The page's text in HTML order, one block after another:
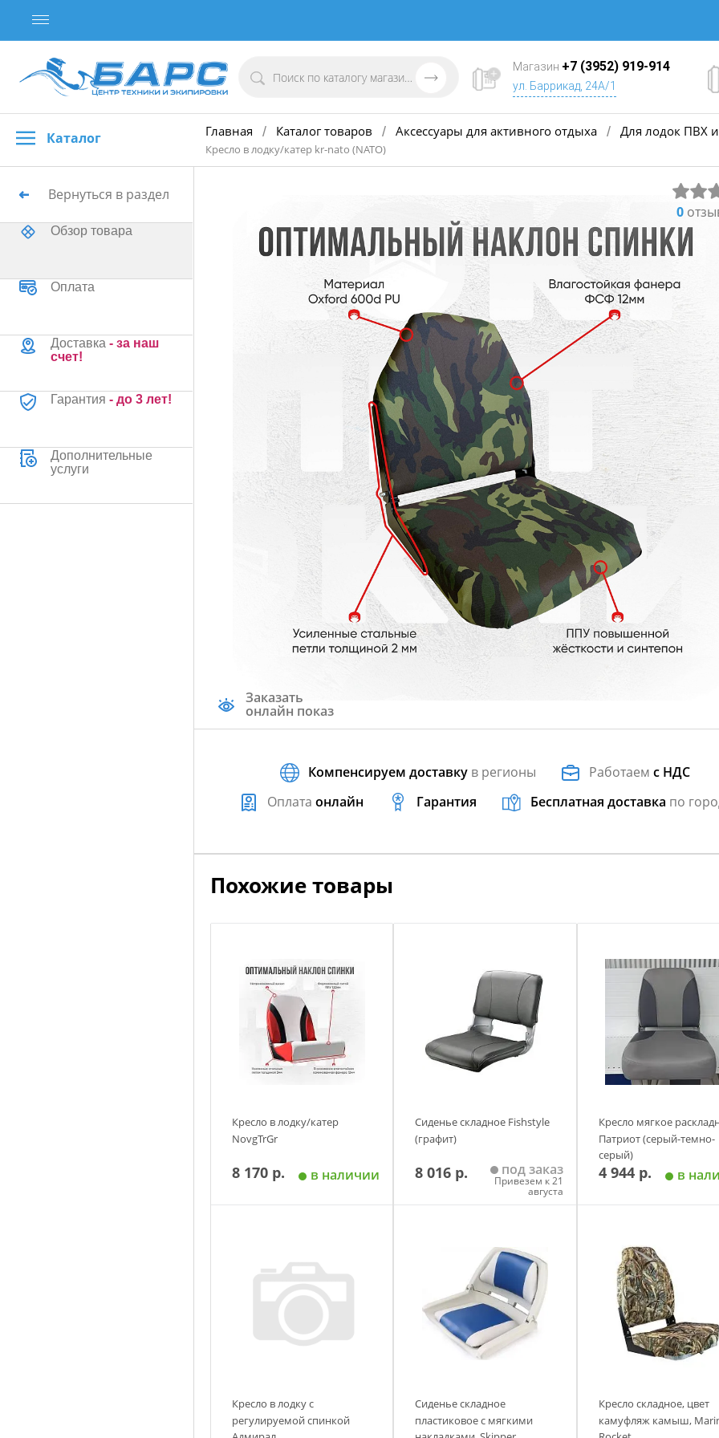
Магазин +7 (3952) 919-914
ул. Баррикад, 24А/1
Каталог Главная / Каталог товаров / Аксессуары для активного отдыха / Для лодок ПВХ
Кресло в лодку/катер kr-nato (NATO)
Вернуться в раздел
Обзор товара
Оплата
Доставка - за наш
счет!
Гарантия - до 3 лет!
Дополнительные
услуги
0
Заказать
онлайн показ
Компенсируем доставку в регионы Работаемс НДС
Оплата онлайн Гарантия Бесплатная доставка по
Похожие товары
Кресло в лодку/катер
NovgTrGr
8 170 р. в наличии
Сиденье складное Fishstyle
(графит)
8 016 р. под заказ
Привезем к 21
августа
Кресло мягкое
Патриот (серый-темно-
серый)
4 944 р. в
Кресло в лодку с
регулируемой спинкой
Сиденье складное
пластиковое с мягкими
Кресло складное, цвет
камуфляж камыш,